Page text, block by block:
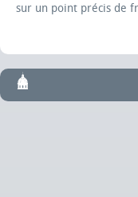
sur un point précis de